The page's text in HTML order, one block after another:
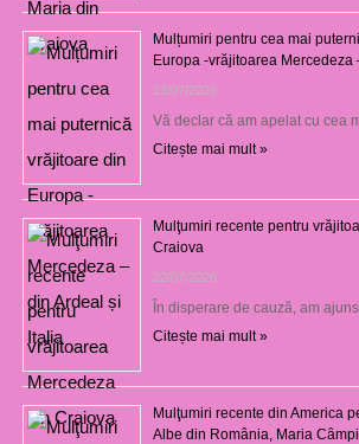
Mulțumiri pentru cea mai
Europa -vrăjitoarea Mercedeza
23/07/2026
Vă declar că am apelat cu cea
Citește mai mult »
Mulţumiri recente pentru
Craiova
22/07/2026
În disperare de cauză, am
Citește mai mult »
Mulţumiri recente din America
Albe din România, Maria